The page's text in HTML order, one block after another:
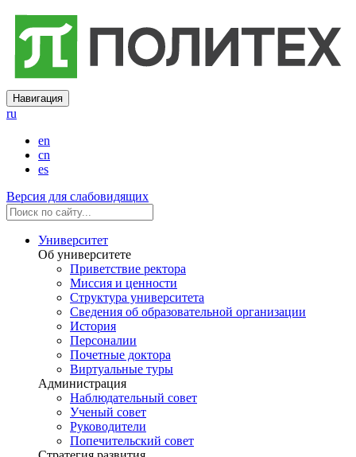
Навигация
ru
en
cn
es
Версия для слабовидящих
Университет
Об университете
Приветствие ректора
Миссия и ценности
Структура университета
Сведения об образовательной организации
История
Персоналии
Почетные доктора
Виртуальные туры
Администрация
Наблюдательный совет
Ученый совет
Руководители
Попечительский совет